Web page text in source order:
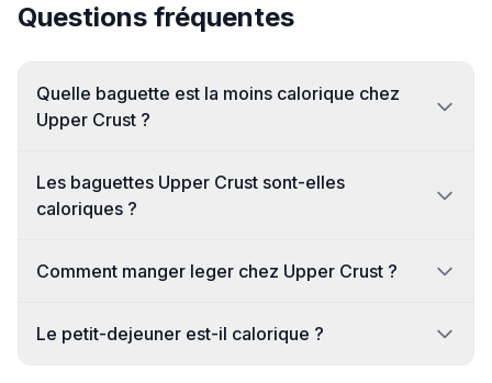
Questions fréquentes
Quelle baguette est la moins calorique chez
Upper Crust ?
Les baguettes Upper Crust sont-elles
caloriques ?
Comment manger leger chez Upper Crust ?
Le petit-dejeuner est-il calorique ?